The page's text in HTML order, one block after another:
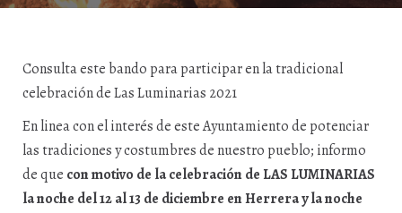
Consulta este bando para participar en la tradicional
celebración de Las Luminarias 2021
En linea con el interés de este Ayuntamiento de potenciar
las tradiciones y costumbres de nuestro pueblo; informo
de que con motivo de la celebración de LAS LUMINARIAS
la noche del 12 al 13 de diciembre en Herrera y la noche